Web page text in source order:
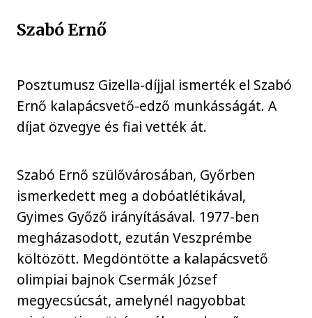
Szabó Ernő
Posztumusz Gizella-díjjal ismerték el Szabó
Ernő kalapácsvető-edző munkásságát. A
díjat özvegye és fiai vették át.
Szabó Ernő szülővárosában, Győrben
ismerkedett meg a dobóatlétikával,
Gyimes Győző irányításával. 1977-ben
megházasodott, ezután Veszprémbe
költözött. Megdöntötte a kalapácsvető
olimpiai bajnok Csermák József
megyecsúcsát, amelynél nagyobbat